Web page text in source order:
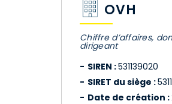
OVH
Chiffre d’affaires,
dirigeant
SIREN :531139020
SIRET du siège :
Date de création :